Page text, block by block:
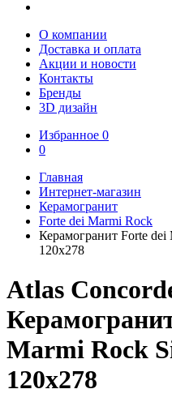
О компании
Доставка и оплата
Акции и новости
Контакты
Бренды
3D дизайн
Избранное 0
0
Главная
Интернет-магазин
Керамогранит
Forte dei Marmi Rock
Керамогранит Forte
120x278
Atlas
Marmi Rock
120x278